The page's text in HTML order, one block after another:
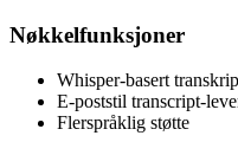
Nøkkelfunksjoner
Whisper-basert
E-poststil transcript-
Flerspråklig støtte